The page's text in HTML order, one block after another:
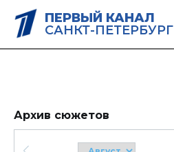
ПЕРВЫЙ КАНАЛ
САНКТ-ПЕТЕРБУРГ
Архив сюжетов